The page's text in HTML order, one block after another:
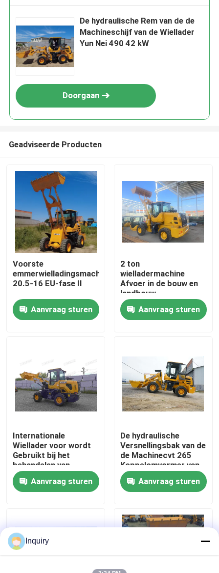
Huis
Producten
Fabrieksreis
Kwaliteitscontrole
Contacteer ons
Nieuws
De Machine van de wiellader
Compacte Wielladers
De hydraulische Rem van de de
Machineschijf van de Wiellader
Yun Nei 490 42 kW
Doorgaan
Geadviseerde Producten
Voorste
emmerwielladingsmachineband
20.5-16 EU-fase II
Aanvraag sturen
2 ton
wielladermachine
Afvoer in de bouw en
landbouw
Aanvraag sturen
Internationale
Wiellader voor wordt
Gebruikt bij het
behandelen van
Stofmilieu
Aanvraag sturen
De hydraulische
Versnellingsbak van de
de Machinecvt 265
Koppelomvormer van
de Wiellader
Aanvraag sturen
Inquiry